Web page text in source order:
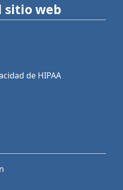
sitio web
de HIPAA